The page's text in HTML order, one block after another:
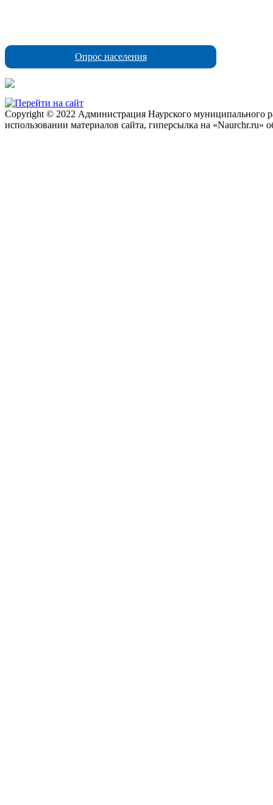
Опрос населения
Copyright © 2022 Администрация Наурского муниципального
использовании материалов сайта, гиперсылка на «Naurchr.ru»